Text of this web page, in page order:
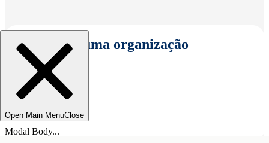
Selecionar uma organização
Open Main MenuClose
Modal Body...